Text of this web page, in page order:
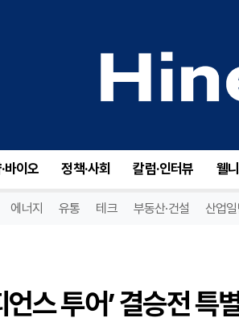
바이오 정책·사회 칼럼·인터뷰 웰
에너지 유통 테크 부동산·건설 산업
스 투어’ 결승전 특